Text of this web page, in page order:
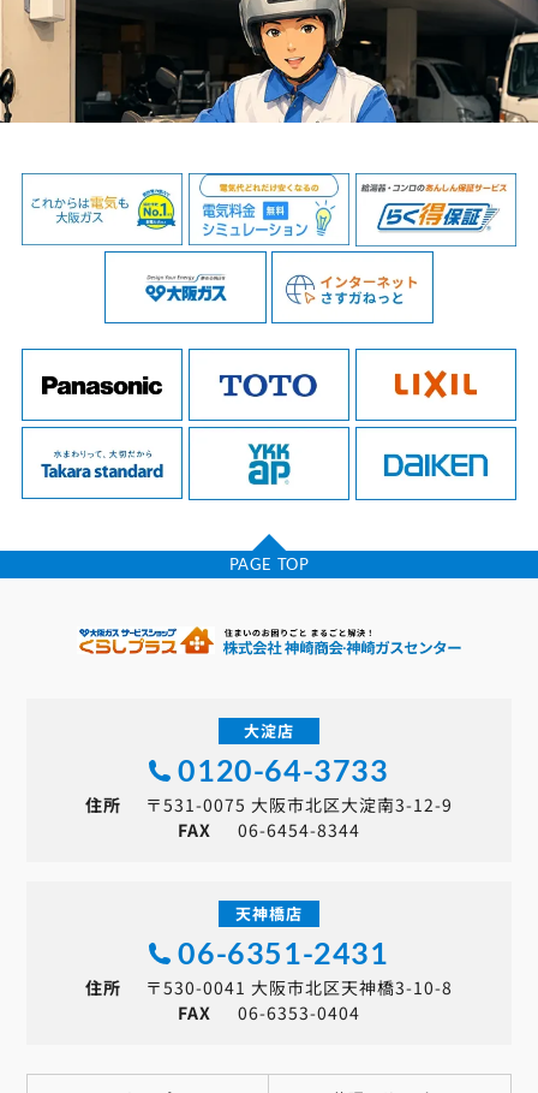
PAGE TOP
大淀店
0120-64-3733
住所
〒531-0075 大阪市北区大淀南3-12-9
FAX
06-6454-8344
天神橋店
06-6351-2431
住所
〒530-0041 大阪市北区天神橋3-10-8
FAX
06-6353-0404